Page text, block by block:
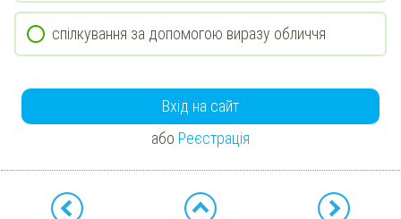
спілкування за допомогою виразу обличчя
Вхід на сайт
або Реєстрація